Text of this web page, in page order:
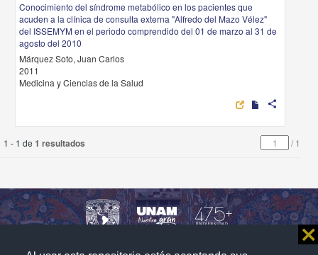
⨯
Conocimiento del síndrome metabólico en los pacientes que
acuden a la clínica de consulta externa "Alfredo del Mazo Vélez"
del ISSEMYM en el periodo comprendido del 01 de marzo al 31 de
agosto del 2010
Márquez Soto, Juan Carlos
2011
Medicina y Ciencias de la Salud
share
1 - 1 de 1 resultados /1
Repositorio Institucional de la